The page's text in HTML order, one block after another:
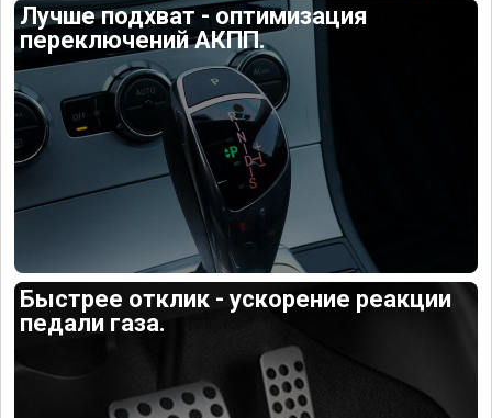
Лучше подхват - оптимизация
переключений АКПП.
Быстрее отклик - ускорение реакции
педали газа.